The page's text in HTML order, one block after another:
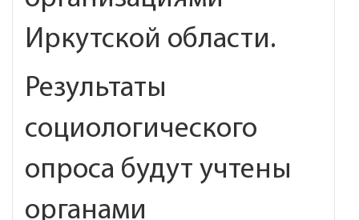
Иркутской области.
Результаты
социологического
опроса будут учтены
органами